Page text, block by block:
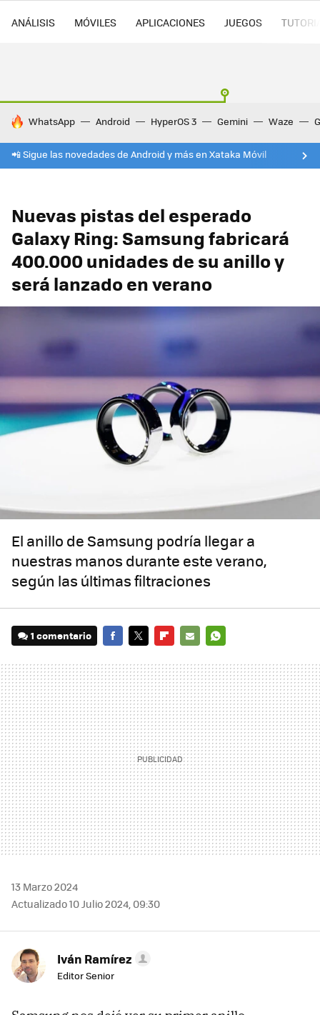
ANÁLISIS MÓVILES APLICACIONES JUEGOS
HOY SE HABLA DE
WhatsApp Android HyperOS 3 Gemini Waze
📲 Sigue las novedades de Android y más en Xataka Móvil
Nuevas pistas del esperado
Galaxy Ring: Samsung fabricará
400.000 unidades de su anillo y
será lanzado en verano
El anillo de Samsung podría llegar a
nuestras manos durante este verano,
según las últimas filtraciones
1 comentario
MAIL
13 Marzo 2024
Actualizado 10 Julio 2024, 09:30
Iván Ramírez
Editor Senior